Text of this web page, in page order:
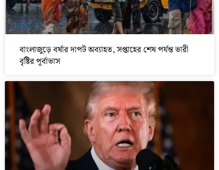
বাংলাজুড়ে বর্ষার দাপট অব্যাহত, সপ্তাহের শেষ পর্যন্ত ভারী
বৃষ্টির পূর্বাভাস